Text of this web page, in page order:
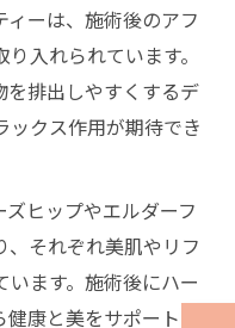
ーは、施術後のアフ
入れられています。
を排出しやすくするデ
ックス作用が期待でき
ヒップやエルダーフ
、それぞれ美肌やリフ
います。施術後にハー
康と美をサポートす